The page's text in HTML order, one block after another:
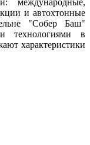
и автохтонные
"Собер Баш"
технологиями в
характеристики